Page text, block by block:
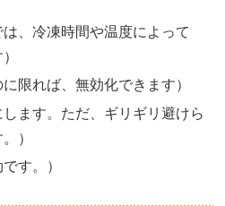
、冷凍時間や温度によって
限れば、無効化できます）
ます。ただ、ギリギリ避けら
）
す。）